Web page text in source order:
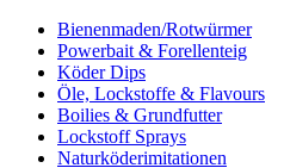
Bienenmaden/Rotwürmer
Powerbait & Forellenteig
Köder Dips
Öle, Lockstoffe & Flavours
Boilies & Grundfutter
Lockstoff Sprays
Naturköderimitationen